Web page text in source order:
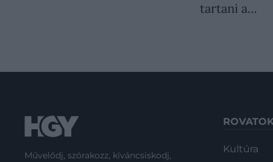
tartani a…
Művelődj, szórakozz, kíváncsiskodj,
Kultúra